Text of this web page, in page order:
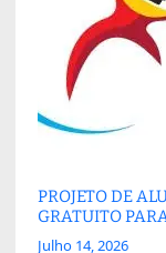
PROJETO DE
GRATUITO
Julho 14, 2026